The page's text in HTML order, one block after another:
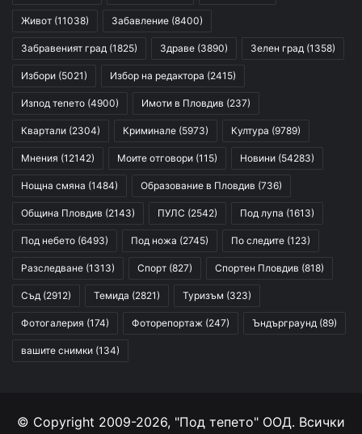
Живот (11038) Забавление (8400)
Забравеният град (1825) Здраве (3890) Зелен град (1358)
Избори (5021) Избор на редактора (2415)
Изпод тепето (4900) Имоти в Пловдив (237)
Квартали (2304) Криминале (5973) Култура (9789)
Мнения (12142) Моите отговори (115) Новини (54283)
Нощна смяна (1484) Образование в Пловдив (736)
Община Пловдив (2143) ПУЛС (2542) Под лупа (1613)
Под небето (6493) Под ножа (2745) По следите (123)
Разследване (1313) Спорт (827) Спортен Пловдив (818)
Съд (2912) Темида (2821) Туризъм (323)
Фотогалерия (174) Фоторепортаж (247) Ъндърграунд (89)
вашите снимки (134)
© Copyright 2009-2026, "Под тепето" ООД. Всички